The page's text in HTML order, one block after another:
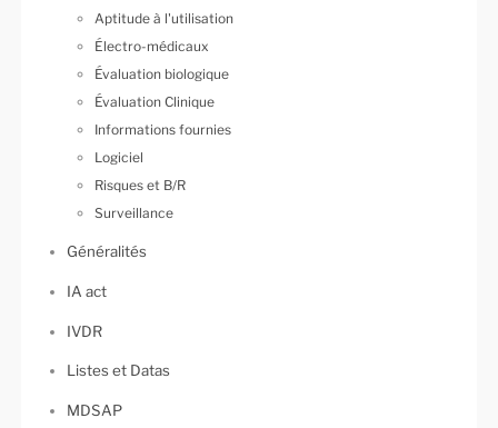
Aptitude à l'utilisation
Électro-médicaux
Évaluation biologique
Évaluation Clinique
Informations fournies
Logiciel
Risques et B/R
Surveillance
Généralités
IA act
IVDR
Listes et Datas
MDSAP